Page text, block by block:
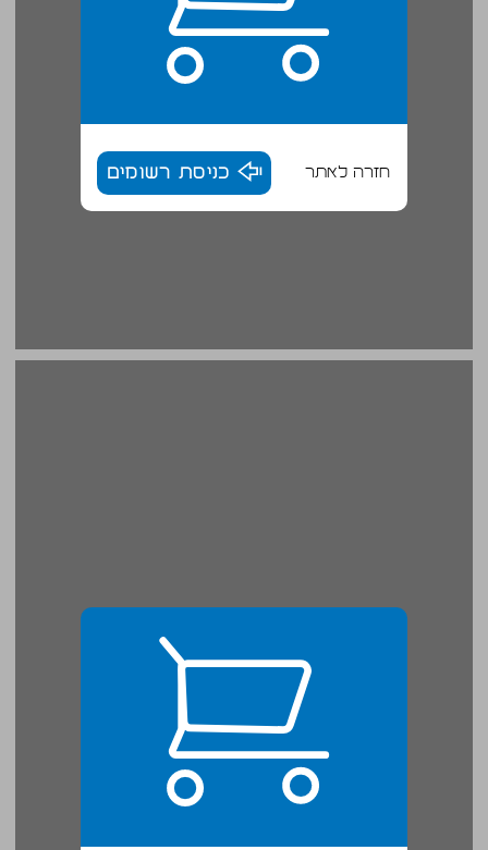
חזרה לאתר כניסת רשומים